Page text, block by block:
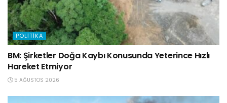
POLITIKA
BM: Şirketler Doğa Kaybı Konusunda Yeterince Hızlı
Hareket Etmiyor
5 AĞUSTOS 2026